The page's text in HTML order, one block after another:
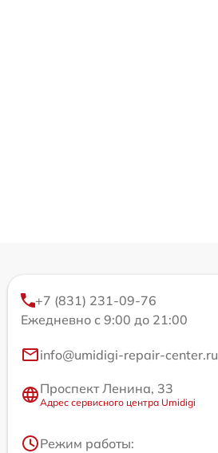
+7 (831) 231-09-76
Ежедневно с 9:00 до 21:00
info@umidigi-repair-center.ru
Проспект Ленина, 33
Адрес сервисного центра Umidigi
Режим работы: